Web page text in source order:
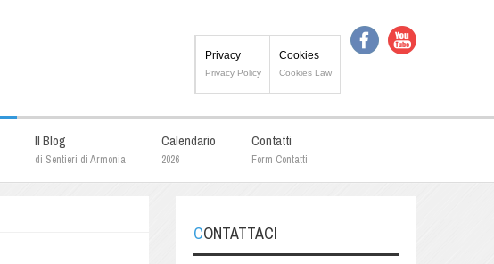
Privacy
Privacy Policy
Cookies
Cookies Law
Il Blog
di Sentieri di Armonia
Calendario
2026
Contatti
Form Contatti
CONTATTACI